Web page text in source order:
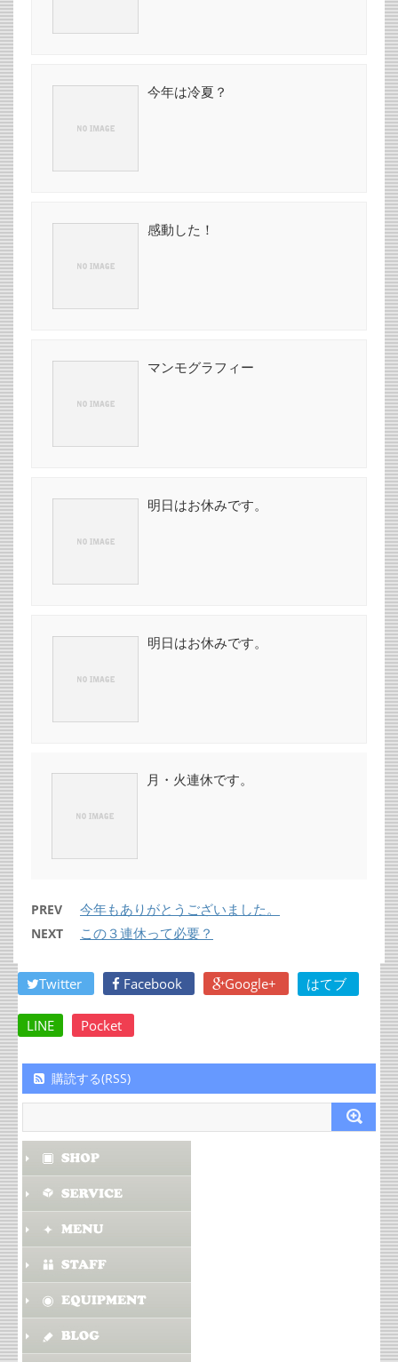
今年は冷夏？
感動した！
マンモグラフィー
明日はお休みです。
明日はお休みです。
月・火連休です。
PREV 今年もありがとうございました。
NEXT この３連休って必要？
Twitter Facebook Google+ はてブ
LINE Pocket
購読する(RSS)